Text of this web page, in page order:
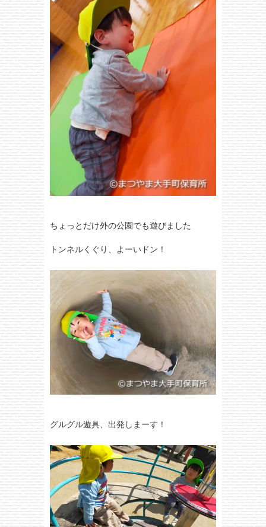
ちょっとだけ外の公園でも遊びました
トンネルくぐり、よーいドン！
グルグル遊具、出発しまーす！